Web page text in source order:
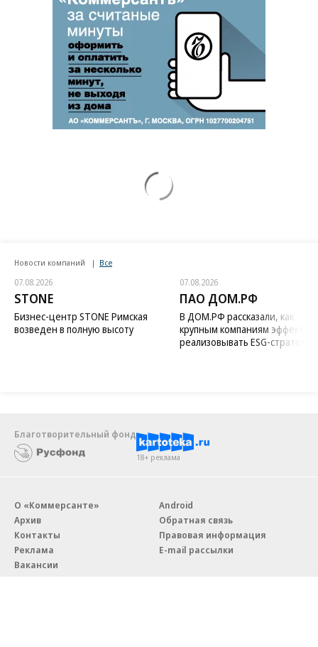
Новости компаний Все
07.08.2026
STONE
Бизнес-центр STONE Римская
возведен в полную высоту
07.08.2026
ПАО ДОМ.РФ
В ДОМ.РФ рассказали, как
крупным компаниям
реализовывать ESG-стратегию
Благотворительный фонд
18+ реклама
О «Коммерсанте»
Архив
Контакты
Реклама
Вакансии
Android
Обратная связь
Правовая информация
E-mail рассылки